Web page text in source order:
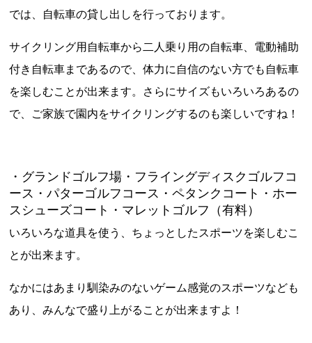
では、自転車の貸し出しを行っております。
サイクリング用自転車から二人乗り用の自転車、電動補助
付き自転車まであるので、体力に自信のない方でも自転車
を楽しむことが出来ます。さらにサイズもいろいろあるの
で、ご家族で園内をサイクリングするのも楽しいですね！
・グランドゴルフ場・フライングディスクゴルフコ
ース・パターゴルフコース・ペタンクコート・ホー
スシューズコート・マレットゴルフ（有料）
いろいろな道具を使う、ちょっとしたスポーツを楽しむこ
とが出来ます。
なかにはあまり馴染みのないゲーム感覚のスポーツなども
あり、みんなで盛り上がることが出来ますよ！